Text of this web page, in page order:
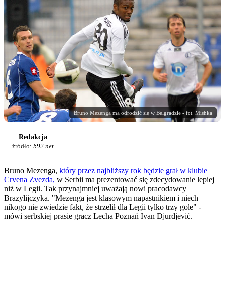
Bruno Mezenga ma odrodzić się w Belgradzie - fot. Mishka
Redakcja
źródło: b92.net
Bruno Mezenga, który przez najbliższy rok będzie grał w klubie
Crvena Zvezda, w Serbii ma prezentować się zdecydowanie lepiej
niż w Legii. Tak przynajmniej uważają nowi pracodawcy
Brazylijczyka. "Mezenga jest klasowym napastnikiem i niech
nikogo nie zwiedzie fakt, że strzelił dla Legii tylko trzy gole" -
mówi serbskiej prasie gracz Lecha Poznań Ivan Djurdjević.